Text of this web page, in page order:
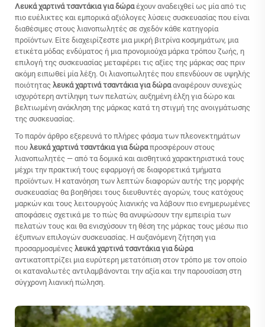
Λευκά χαρτινά τσαντάκια για δώραέχουν αναδειχθεί ως μία από τις
πιο ευέλικτες και εμπορικά αξιόλογες λύσεις συσκευασίας που είναι
διαθέσιμες στους λιανοπωλητές σε σχεδόν κάθε κατηγορία
προϊόντων. Είτε διαχειρίζεστε μια μικρή βιτρίνα κοσμημάτων, μια
ετικέτα μόδας ενδύματος ή μια προνομιούχα μάρκα τρόπου ζωής, η
επιλογή της συσκευασίας μεταφέρει τις αξίες της μάρκας σας πριν
ακόμη ειπωθεί μία λέξη. Οι λιανοπωλητές που επενδύουν σε υψηλής
ποιότητας λευκά χαρτινά τσαντάκια για δώρααναφέρουν συνεχώς
ισχυρότερη αντίληψη των πελατών, αυξημένη έλξη για δώρο και
βελτιωμένη ανάκληση της μάρκας κατά τη στιγμή της ανοιγμάτωσης
της συσκευασίας.
Το παρόν άρθρο εξερευνά το πλήρες φάσμα των πλεονεκτημάτων
που λευκά χαρτινά τσαντάκια για δώραπροσφέρουν στους
λιανοπωλητές — από τα δομικά και αισθητικά χαρακτηριστικά τους
μέχρι την πρακτική τους εφαρμογή σε διαφορετικά τμήματα
προϊόντων. Η κατανόηση των λεπτών διαφορών αυτής της μορφής
συσκευασίας θα βοηθήσει τους διευθυντές αγορών, τους κατόχους
μαρκών και τους λειτουργούς λιανικής να λάβουν πιο ενημερωμένες
αποφάσεις σχετικά με το πώς θα ανυψώσουν την εμπειρία των
πελατών τους και θα ενισχύσουν τη θέση της μάρκας τους μέσω πιο
έξυπνων επιλογών συσκευασίας. Η αυξανόμενη ζήτηση για
προσαρμοσμένες λευκά χαρτινά τσαντάκια για δώρα
αντικατοπτρίζει μια ευρύτερη μετατόπιση στον τρόπο με τον οποίο
οι καταναλωτές αντιλαμβάνονται την αξία και την παρουσίαση στη
σύγχρονη λιανική πώληση.